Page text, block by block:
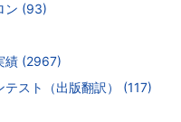
ン (93)
績 (2967)
テスト（出版翻訳） (117)